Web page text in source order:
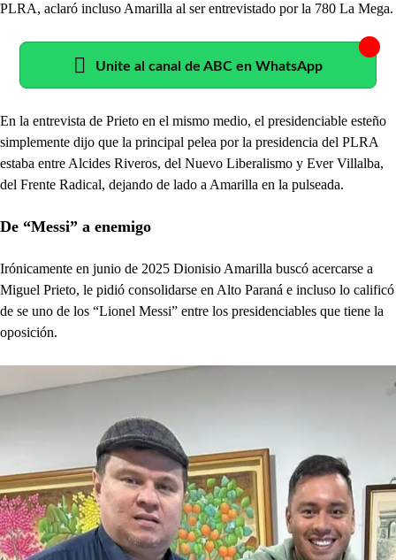
PLRA, aclaró incluso Amarilla al ser entrevistado por la 780 La Mega.
Unite al canal de ABC en WhatsApp
En la entrevista de Prieto en el mismo medio, el presidenciable esteño
simplemente dijo que la principal pelea por la presidencia del PLRA
estaba entre Alcides Riveros, del Nuevo Liberalismo y Ever Villalba,
del Frente Radical, dejando de lado a Amarilla en la pulseada.
De “Messi” a enemigo
Irónicamente en junio de 2025 Dionisio Amarilla buscó acercarse a
Miguel Prieto, le pidió consolidarse en Alto Paraná e incluso lo calificó
de se uno de los “Lionel Messi” entre los presidenciables que tiene la
oposición.